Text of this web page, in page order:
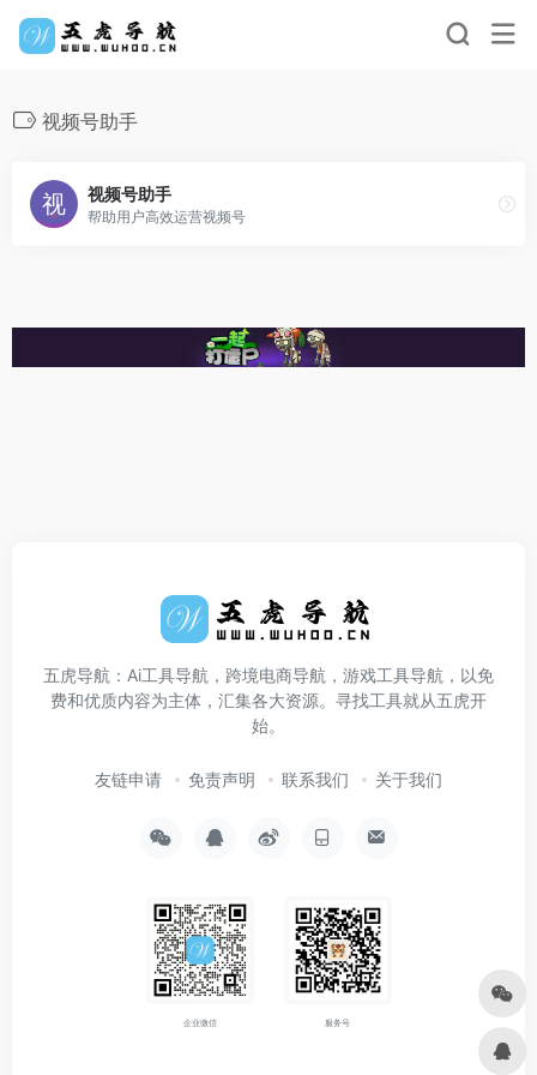
视频号助手
视频号助手
帮助用户高效运营视频号
五虎导航：Ai工具导航，跨境电商导航，游戏工具导航，以免
费和优质内容为主体，汇集各大资源。寻找工具就从五虎开
始。
友链申请 免责声明 联系我们 关于我们
企业微信 服务号